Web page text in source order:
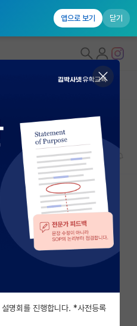
앱으로 보기 닫기
작성하라는 교수님
명회를 진행합니다. *사전등록